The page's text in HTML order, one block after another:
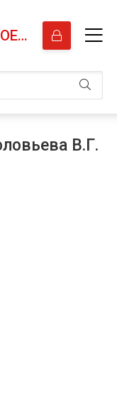
ТВЕРСКОЕ ОБЛАСТНОЕ ОТДЕЛЕНИЕ КПРФ
В.Г.